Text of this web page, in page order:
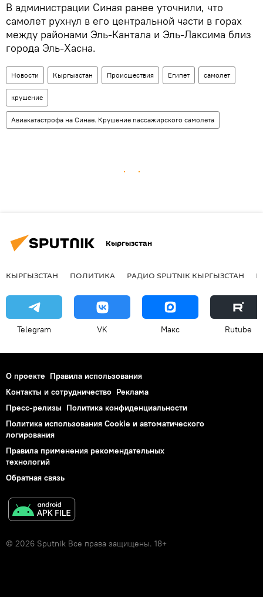
В администрации Синая ранее уточнили, что
самолет рухнул в его центральной части в горах
между районами Эль-Кантала и Эль-Лаксима близ
города Эль-Хасна.
Новости Кыргызстан Происшествия Египет самолет
крушение
Авиакатастрофа на Синае. Крушение пассажирского самолета
Кыргызстан
КЫРГЫЗСТАН ПОЛИТИКА РАДИО SPUTNIK КЫРГЫЗСТАН
Telegram VK Макс Rutube
О проекте Правила использования
Контакты и сотрудничество Реклама
Пресс-релизы Политика конфиденциальности
Политика использования Cookie и автоматического
логирования
Правила применения рекомендательных
технологий
Обратная связь
© 2026 Sputnik Все права защищены. 18+